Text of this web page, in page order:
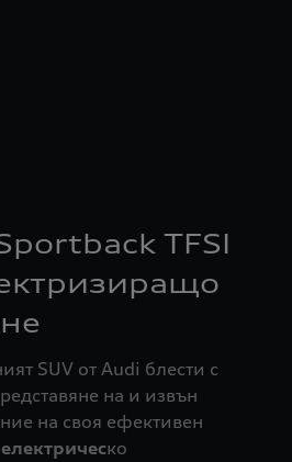
TFSI
SUV от Audi блести с
на и извън
на своя ефективен
електрическо